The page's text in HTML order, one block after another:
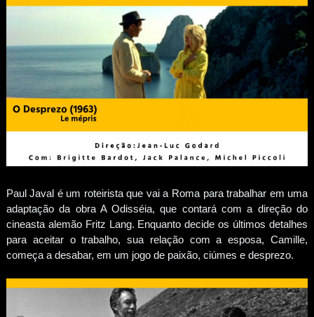
Paul Javal é um roteirista que vai a Roma para trabalhar em uma
adaptação da obra A Odisséia, que contará com a direção do
cineasta alemão Fritz Lang. Enquanto decide os últimos detalhes
para aceitar o trabalho, sua relação com a esposa, Camille,
começa a desabar, em um jogo de paixão, ciúmes e desprezo.